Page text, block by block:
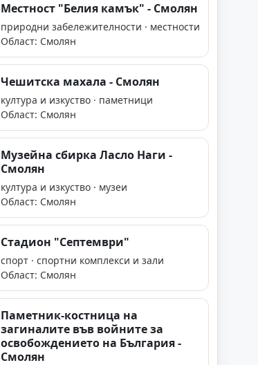
Местност "Белия камък" - Смолян
природни забележителности · местности
Област: Смолян
Чешитска махала - Смолян
култура и изкуство · паметници
Област: Смолян
Музейна сбирка Ласло Наги -
Смолян
култура и изкуство · музеи
Област: Смолян
Стадион "Септември"
спорт · спортни комплекси и зали
Област: Смолян
Паметник-костница на
загиналите във войните за
освобождението на България -
Смолян